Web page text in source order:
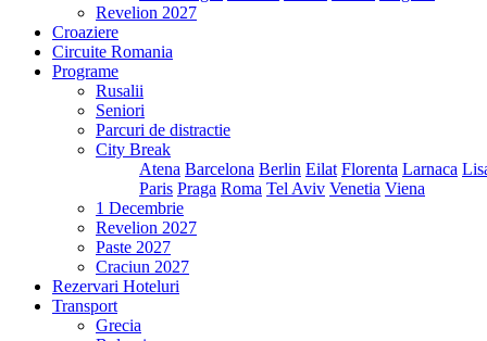
Revelion 2027
Croaziere
Circuite Romania
Programe
Rusalii
Seniori
Parcuri de distractie
City Break
Atena Barcelona Berlin Eilat Florenta Larnaca
Paris Praga Roma Tel Aviv Venetia Viena
1 Decembrie
Revelion 2027
Paste 2027
Craciun 2027
Rezervari Hoteluri
Transport
Grecia